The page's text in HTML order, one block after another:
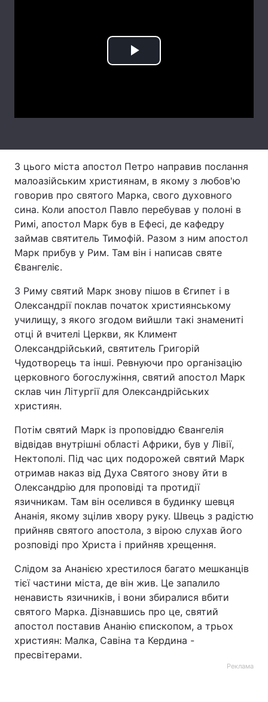
Play
З цього міста апостол Петро направив послання
малоазійським християнам, в якому з любов'ю
говорив про святого Марка, свого духовного
сина. Коли апостол Павло перебував у полоні в
Римі, апостол Марк був в Ефесі, де кафедру
займав святитель Тимофій. Разом з ним апостол
Марк прибув у Рим. Там він і написав святе
Євангеліє.
З Риму святий Марк знову пішов в Єгипет і в
Олександрії поклав початок християнському
училищу, з якого згодом вийшли такі знамениті
отці й вчителі Церкви, як Климент
Олександрійський, святитель Григорій
Чудотворець та інші. Ревнуючи про організацію
церковного богослужіння, святий апостол Марк
склав чин Літургії для Олександрійських
християн.
Потім святий Марк із проповіддю Євангелія
відвідав внутрішні області Африки, був у Лівії,
Нектополі. Під час цих подорожей святий Марк
отримав наказ від Духа Святого знову йти в
Олександрію для проповіді та протидії
язичникам. Там він оселився в будинку шевця
Ананія, якому зцілив хвору руку. Швець з радістю
прийняв святого апостола, з вірою слухав його
розповіді про Христа і прийняв хрещення.
Слідом за Ананією хрестилося багато мешканців
тієї частини міста, де він жив. Це запалило
ненависть язичників, і вони збиралися вбити
святого Марка. Дізнавшись про це, святий
апостол поставив Ананію єпископом, а трьох
християн: Малка, Савіна та Кердина -
пресвітерами.
Реклама